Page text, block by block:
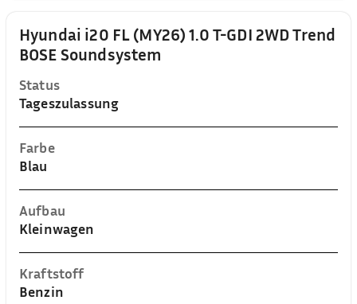
Hyundai i20 FL (MY26) 1.0 T-GDI 2WD Trend
BOSE Soundsystem
Status
Tageszulassung
Farbe
Blau
Aufbau
Kleinwagen
Kraftstoff
Benzin